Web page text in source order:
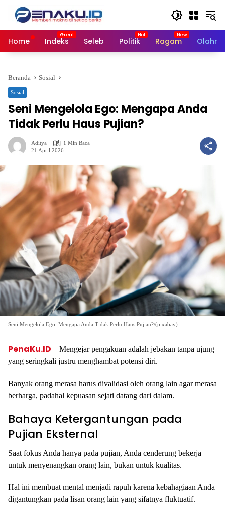
Langsung
Home Indeks Seleb Politik Ragam
Beranda Sosial
Sosial
Seni Mengelola Ego: Mengapa Anda
Tidak Perlu Haus Pujian?
Aditya
1 Min Baca
21 April 2026
Seni Mengelola Ego: Mengapa Anda Tidak Perlu Haus Pujian?/(pixabay)
PenaKu.ID – Mengejar pengakuan adalah jebakan tanpa ujung
yang seringkali justru menghambat potensi diri.
Banyak orang merasa harus divalidasi oleh orang lain agar merasa
berharga, padahal kepuasan sejati datang dari dalam.
Bahaya Ketergantungan pada
Pujian Eksternal
Saat fokus Anda hanya pada pujian, Anda cenderung bekerja
untuk menyenangkan orang lain, bukan untuk kualitas.
Hal ini membuat mental menjadi rapuh karena kebahagiaan Anda
digantungkan pada lisan orang lain yang sifatnya fluktuatif.